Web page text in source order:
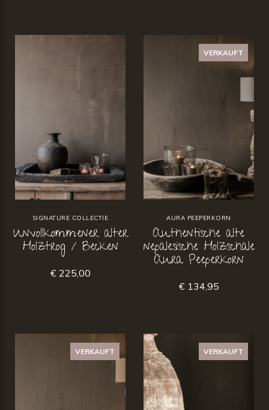
SIGNATURE COLLECTIE
Unvollkommener alter
Holztrog / Becken
€ 225,00
VERKAUFT
AURA PEEPERKORN
Authentische alte
nepalesische Holzschale
Aura Peeperkorn
€ 134,95
VERKAUFT VERKAUFT